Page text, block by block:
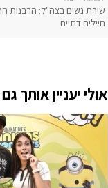
שירת נשים בצה"ל: הרבנות
חיילים דתיים
אולי יעניין אותך גם